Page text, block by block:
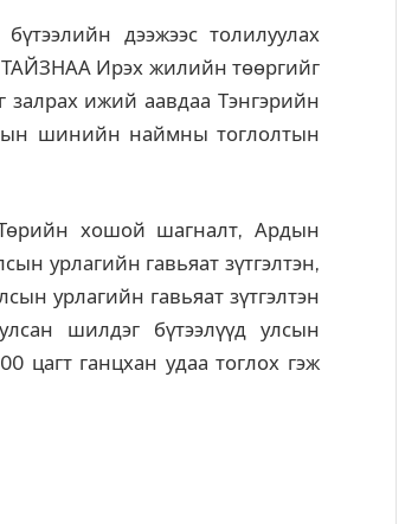
дээжээс толилуулах
Ирэх жилийн төөргийг
залрах ижий аавдаа Тэнгэрийн
шинийн наймны тоглолтын
хошой шагналт, Ардын
урлагийн гавьяат зүтгэлтэн,
урлагийн гавьяат зүтгэлтэн
шилдэг бүтээлүүд улсын
цагт ганцхан удаа тоглох гэж